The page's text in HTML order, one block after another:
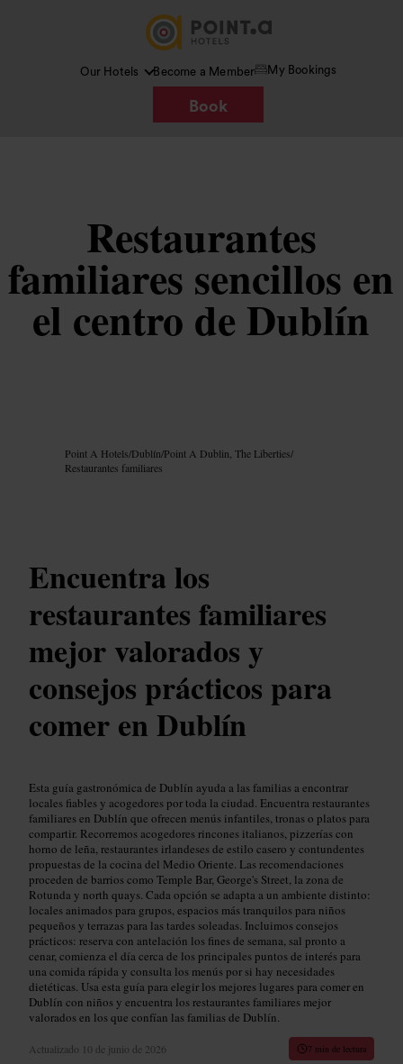
Our Hotels Become a Member My Bookings
Book
Restaurantes
familiares sencillos en
el centro de Dublín
Point A Hotels/Dublín/Point A Dublin, The Liberties/
Restaurantes familiares
Encuentra los
restaurantes familiares
mejor valorados y
consejos prácticos para
comer en Dublín
Esta guía gastronómica de Dublín ayuda a las familias a encontrar
locales fiables y acogedores por toda la ciudad. Encuentra restaurantes
familiares en Dublín que ofrecen menús infantiles, tronas o platos para
compartir. Recorremos acogedores rincones italianos, pizzerías con
horno de leña, restaurantes irlandeses de estilo casero y contundentes
propuestas de la cocina del Medio Oriente. Las recomendaciones
proceden de barrios como Temple Bar, George's Street, la zona de
Rotunda y north quays. Cada opción se adapta a un ambiente distinto:
locales animados para grupos, espacios más tranquilos para niños
pequeños y terrazas para las tardes soleadas. Incluimos consejos
prácticos: reserva con antelación los fines de semana, sal pronto a
cenar, comienza el día cerca de los principales puntos de interés para
una comida rápida y consulta los menús por si hay necesidades
dietéticas. Usa esta guía para elegir los mejores lugares para comer en
Dublín con niños y encuentra los restaurantes familiares mejor
valorados en los que confían las familias de Dublín.
Actualizado 10 de junio de 2026 7 min de lectura